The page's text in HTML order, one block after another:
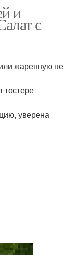
и
с
жаренную не
уверена